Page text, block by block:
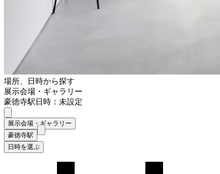
場所、日時から探す
展示会場・ギャラリー
豪徳寺駅日時：未設定
展示会場・ギャラリー
豪徳寺駅
日時を選ぶ